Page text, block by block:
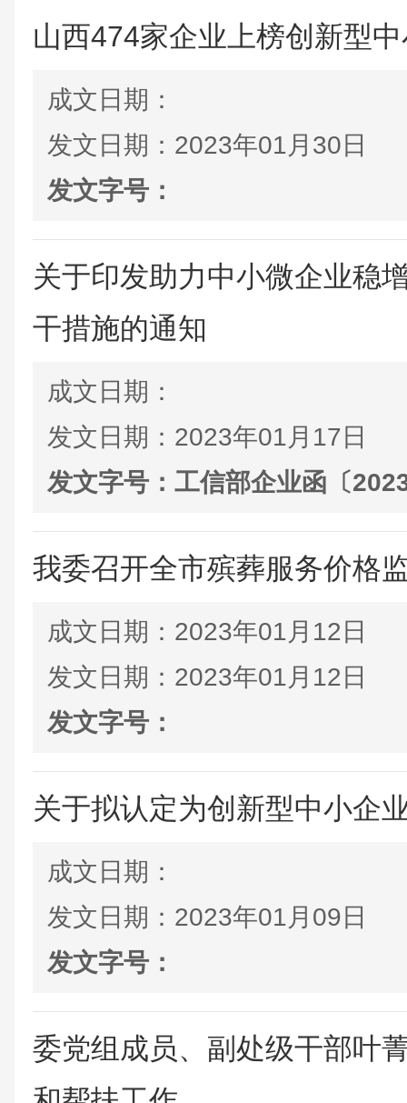
山西474家企业上榜创新型
成文日期：
发文日期： 2023年01月30日
发文字号：
关于印发助力中小微企业稳
干措施的通知
成文日期：
发文日期： 2023年01月17日
发文字号： 工信部企业函〔
我委召开全市殡葬服务价格
成文日期： 2023年01月12日
发文日期： 2023年01月12日
发文字号：
关于拟认定为创新型中小企
成文日期：
发文日期： 2023年01月09日
发文字号：
委党组成员、副处级干部叶